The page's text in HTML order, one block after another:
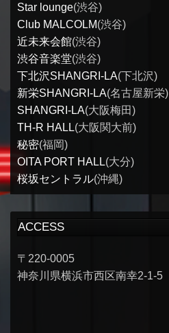
Star lounge(渋谷)
Club MALCOLM(渋谷)
近未来会館(渋谷)
渋谷音楽堂(渋谷)
下北沢SHANGRI-LA(下北沢)
新栄SHANGRI-LA(名古屋新栄)
SHANGRI-LA(大阪梅田)
TH-R HALL(大阪関大前)
秘密(福岡)
OITA PORT HALL(大分)
桜坂セントラル(沖縄)
ACCESS
〒220-0005
神奈川県横浜市西区南幸2-1-5